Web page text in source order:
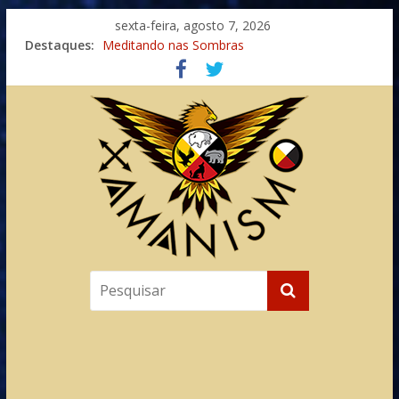
sexta-feira, agosto 7, 2026
Destaques: Meditando nas Sombras
Autosuficiência: A Jornada do Espírito Ancestral
Xamanismo Universal
Totens – Caminho Espiritual – Crescimento
Imaginação na Cura